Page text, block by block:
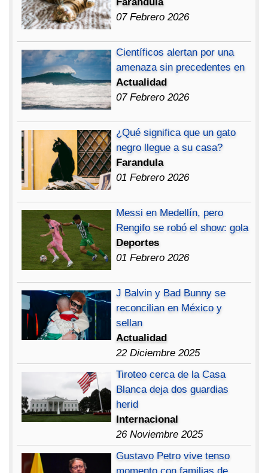
07 Febrero 2026
Científicos alertan por una
amenaza sin precedentes en
Actualidad
07 Febrero 2026
¿Qué significa que un gato
negro llegue a su casa?
Farandula
01 Febrero 2026
Messi en Medellín, pero
Rengifo se robó el show: gola
Deportes
01 Febrero 2026
J Balvin y Bad Bunny se
reconcilian en México y
sellan
Actualidad
22 Diciembre 2025
Tiroteo cerca de la Casa
Blanca deja dos guardias
herid
Internacional
26 Noviembre 2025
Gustavo Petro vive tenso
momento con familias de